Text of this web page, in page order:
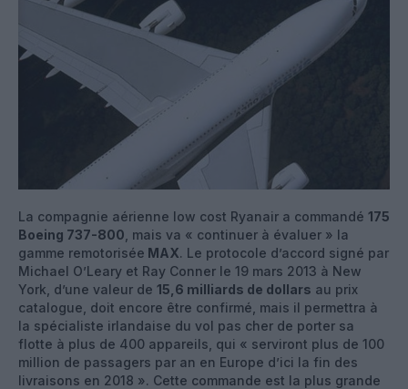
La compagnie aérienne low cost Ryanair a commandé 175
Boeing 737-800 , mais va « continuer à évaluer » la
gamme remotorisée MAX. Le protocole d’accord signé par
Michael O’Leary et Ray Conner le 19 mars 2013 à New
York, d’une valeur de 15,6 milliards de dollars au prix
catalogue, doit encore être confirmé, mais il permettra à
la spécialiste irlandaise du vol pas cher de porter sa
flotte à plus de 400 appareils, qui « serviront plus de 100
million de passagers par an en Europe d’ici la fin des
livraisons en 2018 ». Cette commande est la plus grande